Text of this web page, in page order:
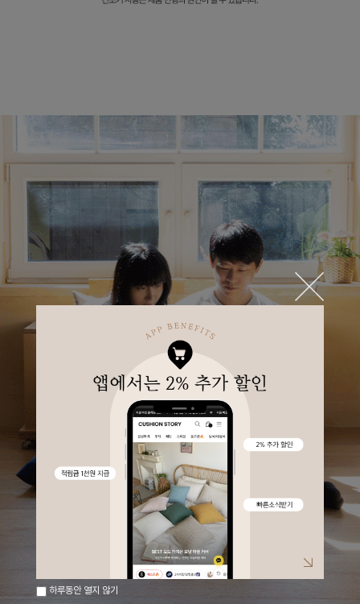
하루동안 열지 않기